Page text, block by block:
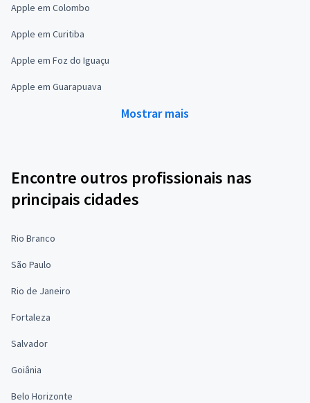
Apple em Colombo
Apple em Curitiba
Apple em Foz do Iguaçu
Apple em Guarapuava
Mostrar mais
Encontre outros profissionais nas
principais cidades
Rio Branco
São Paulo
Rio de Janeiro
Fortaleza
Salvador
Goiânia
Belo Horizonte